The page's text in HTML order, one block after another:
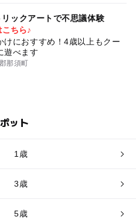
ックアートで不思議体験
こちら♪
けにおすすめ！4歳以上もクー
遊べます
那須町
ット
1歳
3歳
5歳